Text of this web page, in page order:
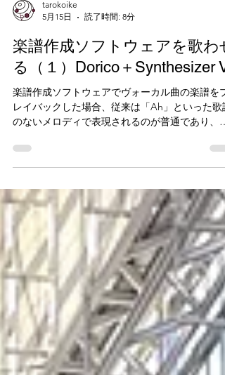
5月15日
読了時間: 8分
楽譜作成ソフトウェアを歌わ
る（１）Dorico＋Synthesizer V
楽譜作成ソフトウェアでヴォーカル曲の楽譜をプ
のないメロディで表現されるのが普通であり、メ
の選択肢でした。 しかし最近は歌詞を歌わせるこ
とができる高性能なヴォーカル合成プラグインが
普及し始め、これらを併用することで、あたかも
シンガーを起用したかのような歌詞を歌うプレイ
バックがDoricoやSibelius、MuseScoreでも可能
なっています。 ヴォーカル合成プラグインの代表
的な製品としては、2003年発表のVOCALOIDがあ
りましたが、実用的なワークフローとしては、楽
譜作成ソフトウェアとの密接な連携が一般化する
ことはありませんでした。 2018年にはAIベースの
歌声合成技術を採用したSynthesizer Vが登場しま
したが、これは楽譜作成ソフトウェアの中でも
DAW的な機能が充実したDoricoとの相性が特に良